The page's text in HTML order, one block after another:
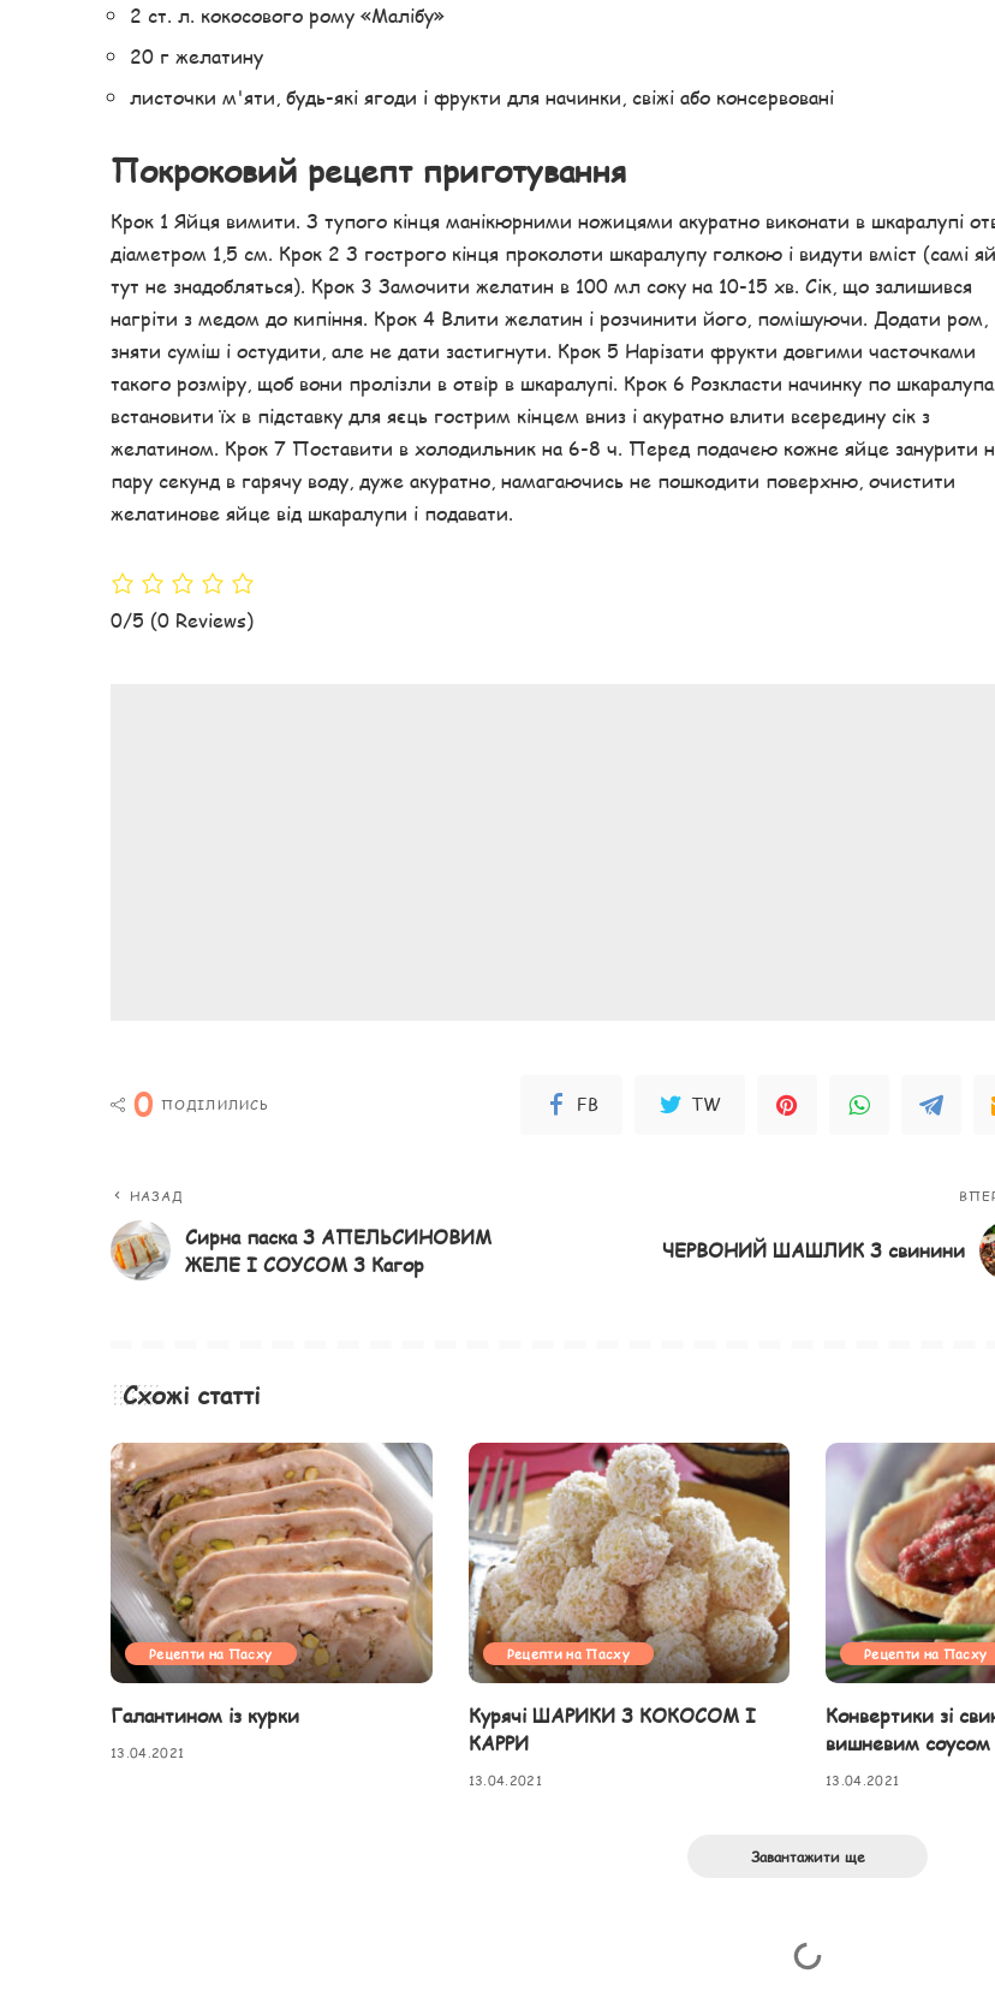
2 ст. л. кокосового рому «Малібу»
20 г желатину
листочки м'яти, будь-які ягоди і фрукти для начинки, свіжі або консервовані
Покроковий рецепт приготування
Крок 1 Яйця вимити. З тупого кінця манікюрними ножицями акуратно виконати в шкаралупі
діаметром 1,5 см. Крок 2 З гострого кінця проколоти шкаралупу голкою і видути вміст (самі
тут не знадобляться). Крок 3 Замочити желатин в 100 мл соку на 10-15 хв. Сік, що залишився
нагріти з медом до кипіння. Крок 4 Влити желатин і розчинити його, помішуючи. Додати ром,
зняти суміш і остудити, але не дати застигнути. Крок 5 Нарізати фрукти довгими часточками
такого розміру, щоб вони пролізли в отвір в шкаралупі. Крок 6 Розкласти начинку по
встановити їх в підставку для яєць гострим кінцем вниз і акуратно влити всередину сік з
желатином. Крок 7 Поставити в холодильник на 6-8 ч. Перед подачею кожне яйце занурити
пару секунд в гарячу воду, дуже акуратно, намагаючись не пошкодити поверхню, очистити
желатинове яйце від шкаралупи і подавати.
0/5 (0 Reviews)
0 ПОДІЛИЛИСЬ FB TW
НАЗАД
Сирна паска З АПЕЛЬСИНОВИМ
ЖЕЛЕ І СОУСОМ З Кагор
ЧЕРВОНИЙ ШАШЛИК З свинини
Схожі статті
Рецепти на Пасху
Галантином із курки
13.04.2021
Рецепти на Пасху
Курячі ШАРИКИ З КОКОСОМ І
КАРРИ
13.04.2021
Рецепти на Пасху
Конвертики зі
вишневим соусом
13.04.2021
Завантажити ще